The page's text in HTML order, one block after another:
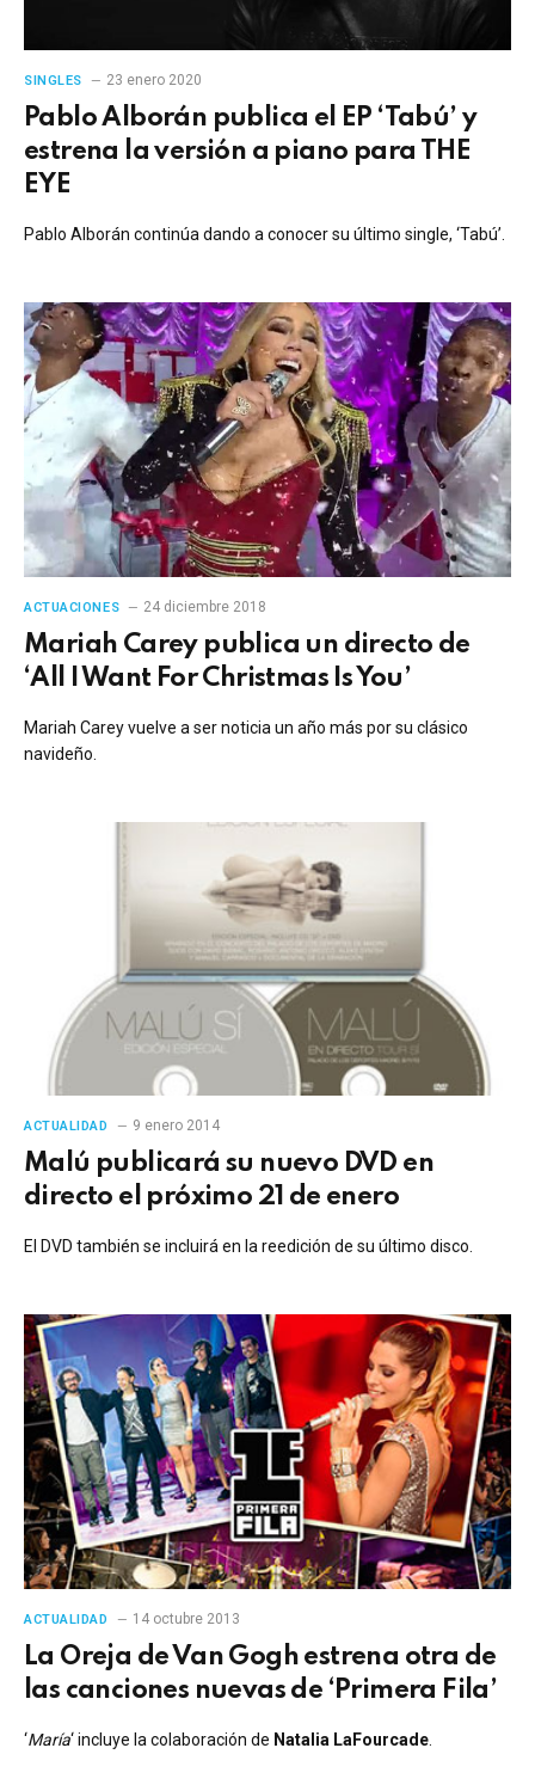
SINGLES 23 enero 2020
Pablo Alborán publica el EP ‘Tabú’ y
estrena la versión a piano para THE
EYE
Pablo Alborán continúa dando a conocer su último single, ‘Tabú’.
ACTUACIONES 24 diciembre 2018
Mariah Carey publica un directo de
‘All I Want For Christmas Is You’
Mariah Carey vuelve a ser noticia un año más por su clásico
navideño.
ACTUALIDAD 9 enero 2014
Malú publicará su nuevo DVD en
directo el próximo 21 de enero
El DVD también se incluirá en la reedición de su último disco.
ACTUALIDAD 14 octubre 2013
La Oreja de Van Gogh estrena otra de
las canciones nuevas de ‘Primera Fila’
‘María‘ incluye la colaboración de Natalia LaFourcade